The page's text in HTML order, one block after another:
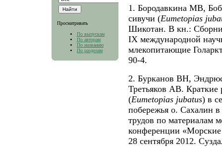
Просматривать
По выпускам
По авторам
По названию
По разделам
1. Бородавкина МВ,
сивучи (Eumetopias
Шикотан. В кн.:
IX международной
млекопитающие
90-4.
2. Бурканов ВН,
Третьяков АВ. Краткие
(Eumetopias jubatus) в
побережья о. Сахалин
трудов по материалам
конференции
28 сентября 2012.